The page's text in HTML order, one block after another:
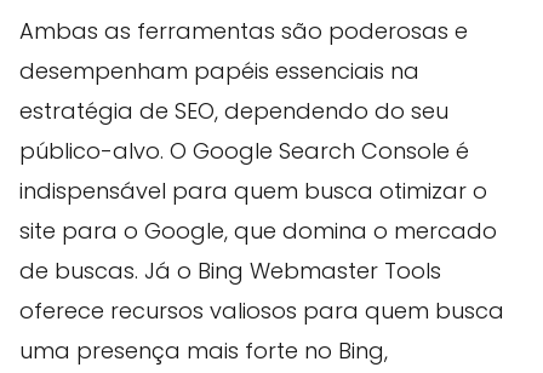
Ambas as ferramentas são poderosas e
desempenham papéis essenciais na
estratégia de SEO, dependendo do seu
público-alvo. O Google Search Console é
indispensável para quem busca otimizar o
site para o Google, que domina o mercado
de buscas. Já o Bing Webmaster Tools
oferece recursos valiosos para quem busca
uma presença mais forte no Bing,